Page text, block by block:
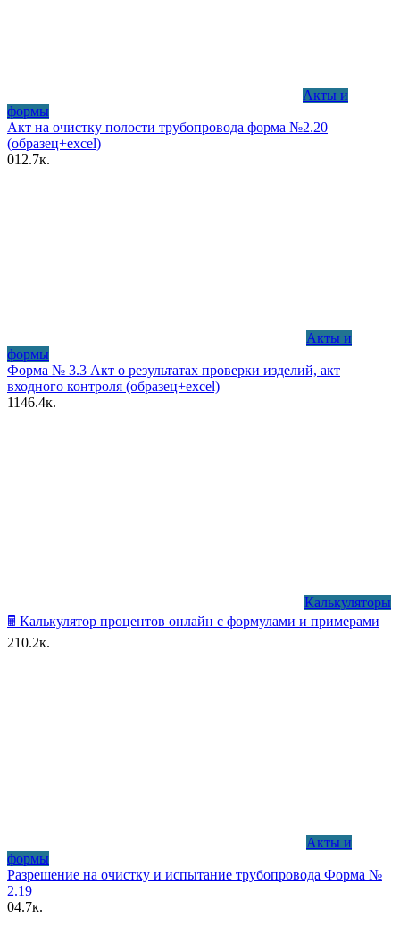
Акты и
формы
Акт на очистку полости трубопровода форма №2.20
(образец+excel)
012.7к.
Акты и
формы
Форма № 3.3 Акт о результатах проверки изделий, акт
входного контроля (образец+excel)
1146.4к.
Калькуляторы
󠀥󠀥🖩 Калькулятор процентов онлайн с формулами и примерами
210.2к.
Акты и
формы
Разрешение на очистку и испытание трубопровода Форма №
2.19
04.7к.